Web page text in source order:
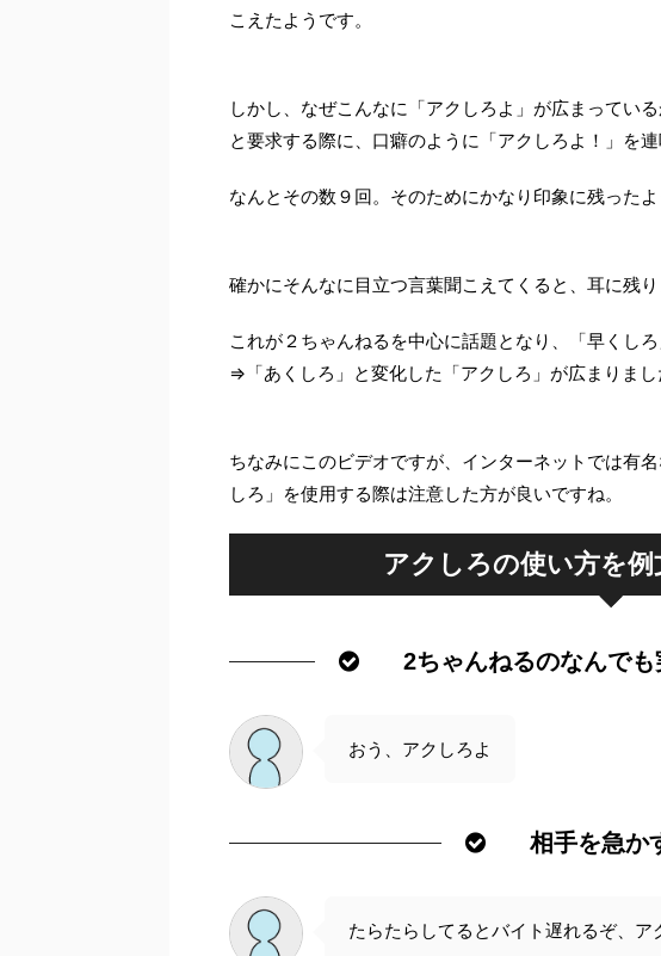
こえたようです。
しかし、なぜこんなに「アクしろよ」が広まってい
と要求する際に、口癖のように「アクしろよ！」を連
なんとその数９回。そのためにかなり印象に残ったよ
確かにそんなに目立つ言葉聞こえてくると、耳に残り
これが２ちゃんねるを中心に話題となり、「早くし
⇒「あくしろ」と変化した「アクしろ」が広まりまし
ちなみにこのビデオですが、インターネットでは有
しろ」を使用する際は注意した方が良いですね。
アクしろの使い方を例
2ちゃんねるのなんで
おう、アクしろよ
相手を急か
たらたらしてるとバイト遅れるぞ、ア